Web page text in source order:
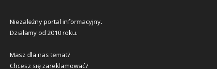
Niezależny portal informacyjny.
Działamy od 2010 roku.
Masz dla nas temat?
Chcesz się zareklamować?